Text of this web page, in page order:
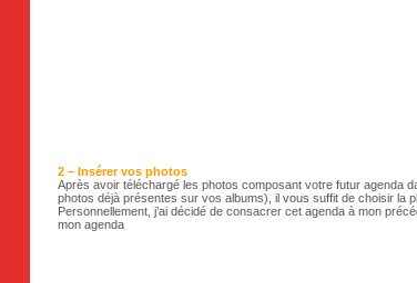
2 – Insérer vos photos
Après avoir téléchargé les photos composant votre futur agenda
photos déjà présentes sur vos albums), il vous suffit de choisir la
Personnellement, j’ai décidé de consacrer cet agenda à mon
mon agenda